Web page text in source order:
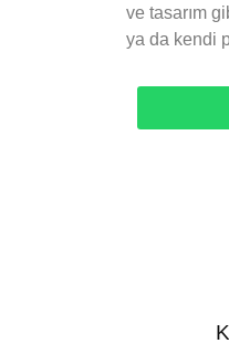
ve tasarım
ya da kendi